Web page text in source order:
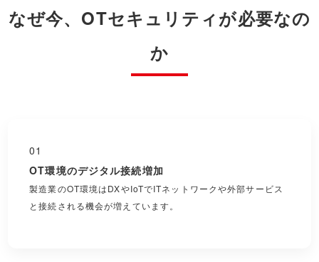
なぜ今、OTセキュリティが必要なの
か
01
OT環境のデジタル接続増加
製造業のOT環境はDXやIoTでITネットワークや外部サービス
と接続される機会が増えています。